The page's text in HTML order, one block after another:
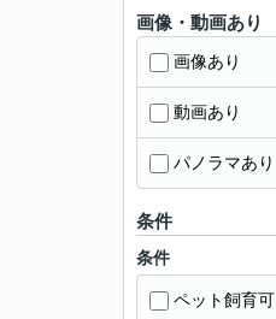
画像・動画あり
画像あり
動画あり
パノラマあり
条件
条件
ペット飼育可